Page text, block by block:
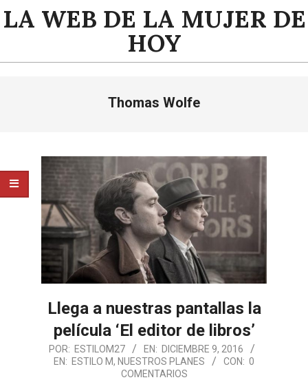
Saltar
alLA WEB DE LA MUJER DE
HOY
Thomas Wolfe
Llega a nuestras pantallas la
película ‘El editor de libros’
2016-
12-
POR: ESTILOM27 EN: DICIEMBRE 9, 2016
EN: ESTILO M, NUESTROS PLANES CON: 0
COMENTARIOS